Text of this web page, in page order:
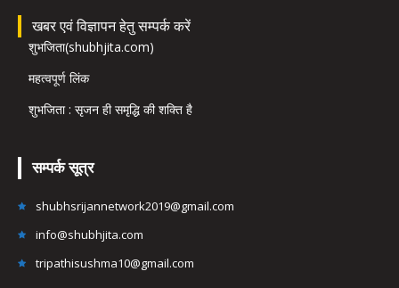
खबर एवं विज्ञापन हेतु सम्पर्क करें
शुभजिता(shubhjita.com)
महत्वपूर्ण लिंक
शुभजिता : सृजन ही समृद्धि की शक्ति है
सम्पर्क सूत्र
shubhsrijannetwork2019@gmail.com
info@shubhjita.com
tripathisushma10@gmail.com